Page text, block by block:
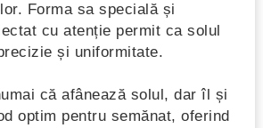
Forma sa specială și
cu atenție permit ca solul
și uniformitate.
că afânează solul, dar îl și
optim pentru semănat, oferind